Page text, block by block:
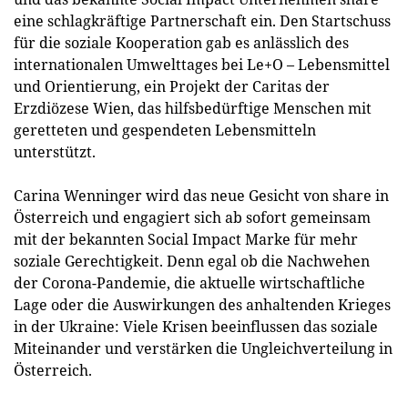
eine schlagkräftige Partnerschaft ein. Den Startschuss
für die soziale Kooperation gab es anlässlich des
internationalen Umwelttages bei Le+O – Lebensmittel
und Orientierung, ein Projekt der Caritas der
Erzdiözese Wien, das hilfsbedürftige Menschen mit
geretteten und gespendeten Lebensmitteln
unterstützt.
Carina Wenninger wird das neue Gesicht von share in
Österreich und engagiert sich ab sofort gemeinsam
mit der bekannten Social Impact Marke für mehr
soziale Gerechtigkeit. Denn egal ob die Nachwehen
der Corona-Pandemie, die aktuelle wirtschaftliche
Lage oder die Auswirkungen des anhaltenden Krieges
in der Ukraine: Viele Krisen beeinflussen das soziale
Miteinander und verstärken die Ungleichverteilung in
Österreich.